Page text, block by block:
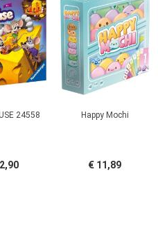
24558 Happy Mochi
€ 11,89